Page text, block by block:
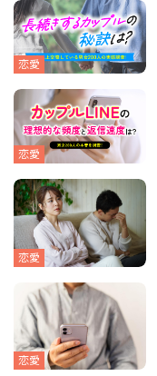
恋愛
恋愛
恋愛
恋愛